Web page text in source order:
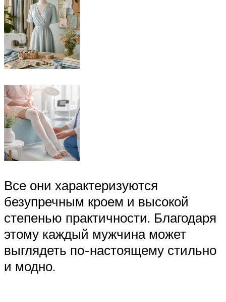
Все они характеризуются
безупречным кроем и высокой
степенью практичности. Благодаря
этому каждый мужчина может
выглядеть по-настоящему стильно
и модно.